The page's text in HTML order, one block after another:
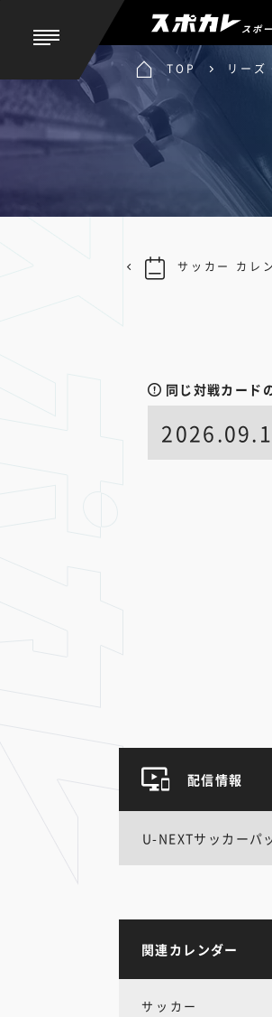
スポ
TOP リー
同じ対戦カード
サッカー カレ
配信情報
U-NEXTサッカーパ
関連カレンダー
サッカー